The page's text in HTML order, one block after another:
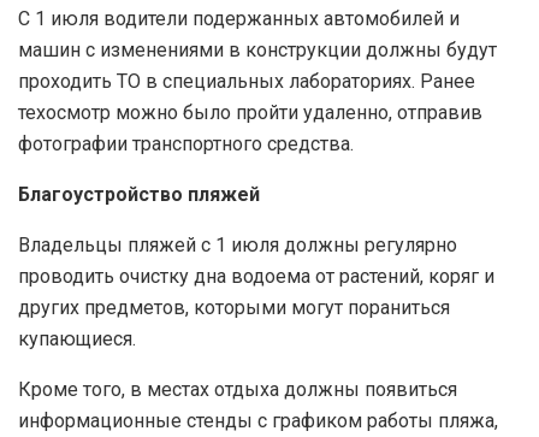
С 1 июля водители подержанных автомобилей и
машин с изменениями в конструкции должны будут
проходить ТО в специальных лабораториях. Ранее
техосмотр можно было пройти удаленно, отправив
фотографии транспортного средства.
Благоустройство пляжей
Владельцы пляжей с 1 июля должны регулярно
проводить очистку дна водоема от растений, коряг и
других предметов, которыми могут пораниться
купающиеся.
Кроме того, в местах отдыха должны появиться
информационные стенды с графиком работы пляжа,